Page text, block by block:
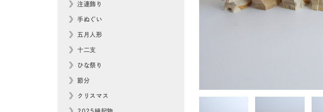
注連飾り
手ぬぐい
五月人形
十二支
ひな祭り
節分
クリスマス
2025縁起物